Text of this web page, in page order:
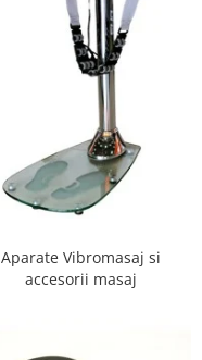
Aparate Vibromasaj si
accesorii masaj